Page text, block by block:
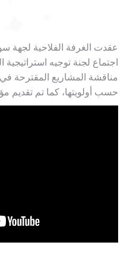
اجتماع لجنة توجيه
مناقشة المشاريع المقترحة في
حسب أولويتها، كما تم تقديم